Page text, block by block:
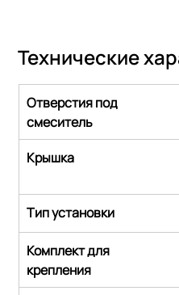
Технические
Отверстия под
смеситель
Крышка
Тип установки
Комплект для
крепления